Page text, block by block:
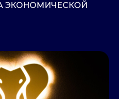
ЭКОНОМИЧЕСКОЙ